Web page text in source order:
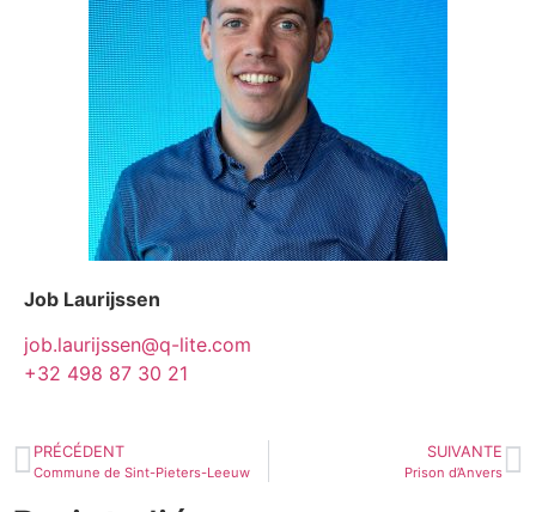
Job Laurijssen
job.laurijssen@q-lite.com
+32 498 87 30 21
PRÉCÉDENT
Commune de Sint-Pieters-Leeuw
SUIVANTE
Prison d’Anvers